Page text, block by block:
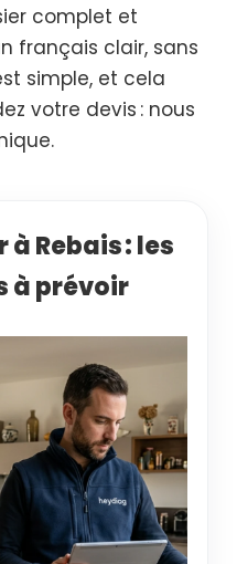
complet et
français clair, sans
simple, et cela
votre devis : nous
Rebais : les
à prévoir